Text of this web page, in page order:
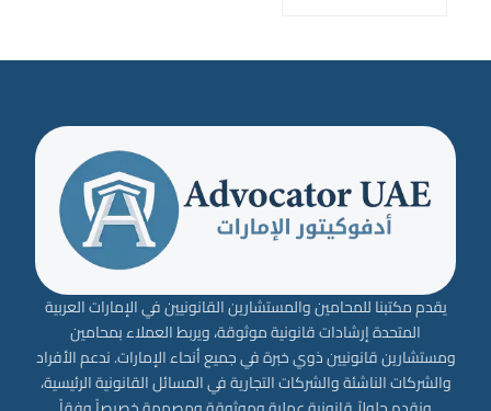
يقدم مكتبنا للمحامين والمستشارين القانونيين في الإمارات العربية
المتحدة إرشادات قانونية موثوقة، ويربط العملاء بمحامين
ومستشارين قانونيين ذوي خبرة في جميع أنحاء الإمارات. ندعم الأفراد
والشركات الناشئة والشركات التجارية في المسائل القانونية الرئيسية،